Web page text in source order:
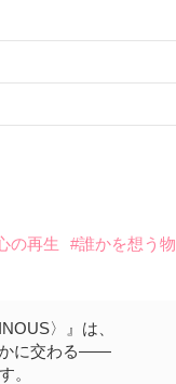
の再生 #誰かを想う
〉』は、
かに交わる――
。